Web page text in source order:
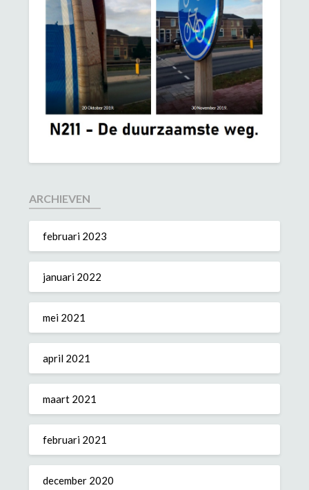
ARCHIEVEN
februari 2023
januari 2022
mei 2021
april 2021
maart 2021
februari 2021
december 2020